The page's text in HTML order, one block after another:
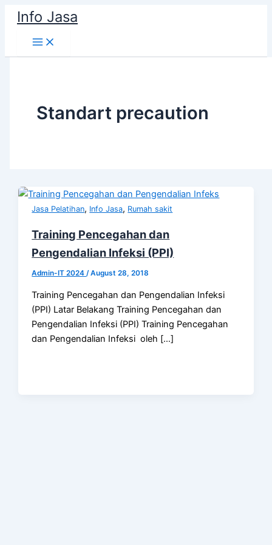
Skip
content
Info Jasa
Standart precaution
Jasa Pelatihan, Info Jasa, Rumah sakit
Training Pencegahan dan
Pengendalian Infeksi (PPI)
Admin-IT 2024/August 28, 2018
Training Pencegahan dan Pengendalian Infeksi
(PPI) Latar Belakang Training Pencegahan dan
Pengendalian Infeksi (PPI) Training Pencegahan
dan Pengendalian Infeksi oleh […]